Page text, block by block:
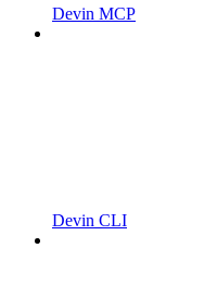
Devin MCP
Devin CLI